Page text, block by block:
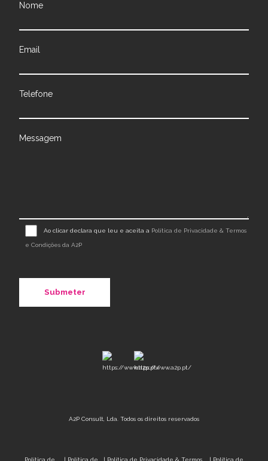
Nome
Email
Telefone
Messagem
Ao clicar declara que leu e aceita a Política de Privacidade & Termos
e Condições da A2P
A2P Consult, Lda. Todos os direitos reservados